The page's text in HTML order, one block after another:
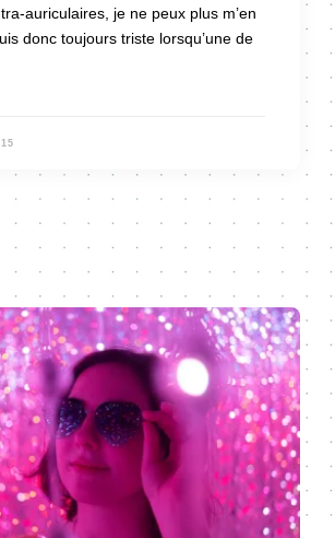
auriculaires, je ne peux plus m’en
donc toujours triste lorsqu’une de